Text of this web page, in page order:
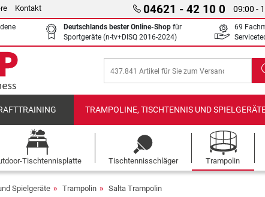
Kontakt 04621 - 42 10 0 09:00 -
Deutschlands bester Online-Shop für
Sportgeräte (n-tv+DISQ 2016-2024)
69
TRAMPOLINE, TISCHTENNIS UND
Tischtennisplatte Tischtennisschläger Trampolin
Spielgeräte Trampolin Salta Trampolin